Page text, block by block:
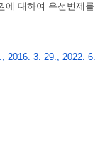
에 대하여 우선변제를
2016. 3. 29., 2022. 6.